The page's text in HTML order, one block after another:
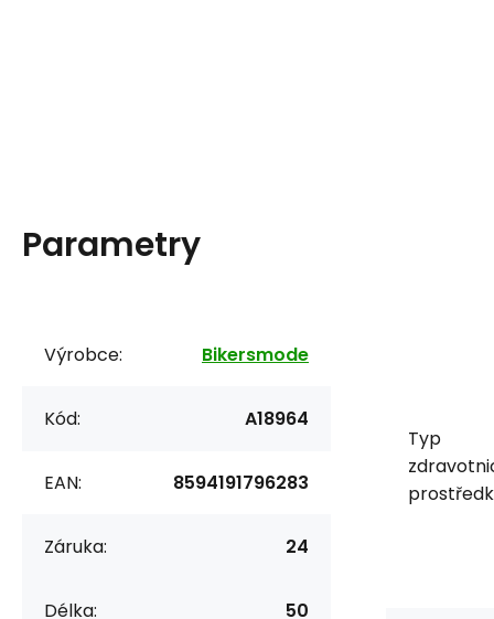
Parametry
Výrobce: Bikersmode
Kód: A18964
EAN: 8594191796283
Záruka: 24
Délka: 50
Typ